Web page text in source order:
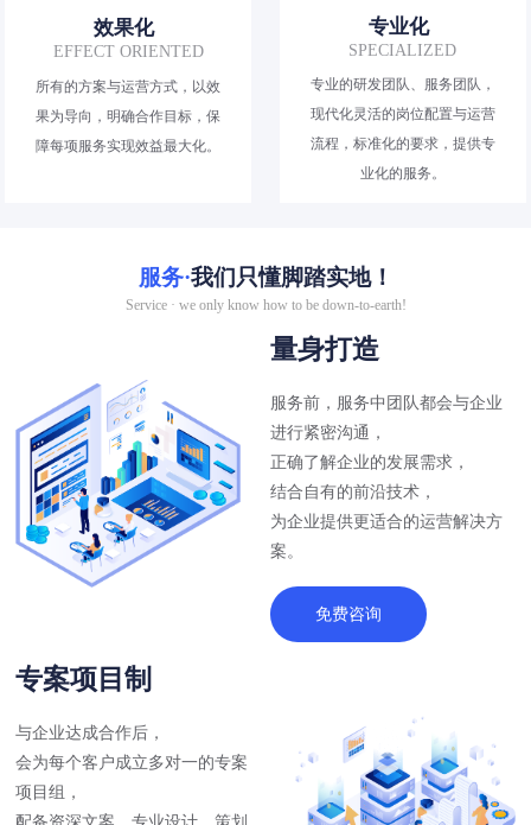
效果化
EFFECT ORIENTED
所有的方案与运营方式，以效
果为导向，明确合作目标，保
障每项服务实现效益最大化。
专业化
SPECIALIZED
专业的研发团队、服务团队，
现代化灵活的岗位配置与运营
流程，标准化的要求，提供专
业化的服务。
服务·我们只懂脚踏实地！
Service · we only know how to be down-to-earth!
量身打造
服务前，服务中团队都会与企业
进行紧密沟通，
正确了解企业的发展需求，
结合自有的前沿技术，
为企业提供更适合的运营解决方
案。
免费咨询
专案项目制
与企业达成合作后，
会为每个客户成立多对一的专案
项目组，